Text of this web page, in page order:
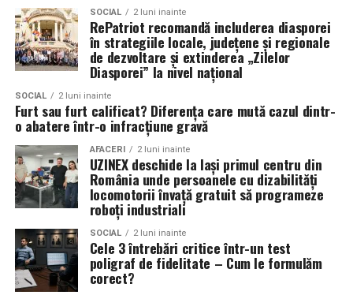
Partener social: Asociația „România Zâmbește”.
Distribuitor: T.R.I.B.E. Films.
www.facebook.com/TribeFilms.ro–
www.instagram.com/tribefilms.ro/
Partener media principal:VIRGIN RADIO ROMANIA
Parteneri media:CineFan,News.ro
Nopți,Cinemap,Revista
FILM,Playtech,Happ.ro,Cinefilia,Daily
Magazine,Filme-carti,MovieNews
Movienator
Munteanu.
SOCIAL 2 luni inainte
RePatriot recomandă includerea diasporei
în strategiile locale, județene și regionale
de dezvoltare și extinderea „Zilelor
Diasporei” la nivel național
SOCIAL 2 luni inainte
Furt sau furt calificat? Diferența care mută cazul dintr-
o abatere într-o infracțiune gravă
AFACERI 2 luni inainte
UZINEX deschide la Iași primul centru din
România unde persoanele cu dizabilități
locomotorii învață gratuit să programeze
roboți industriali
SOCIAL 2 luni inainte
Cele 3 întrebări critice într-un test
poligraf de fidelitate – Cum le formulăm
corect?